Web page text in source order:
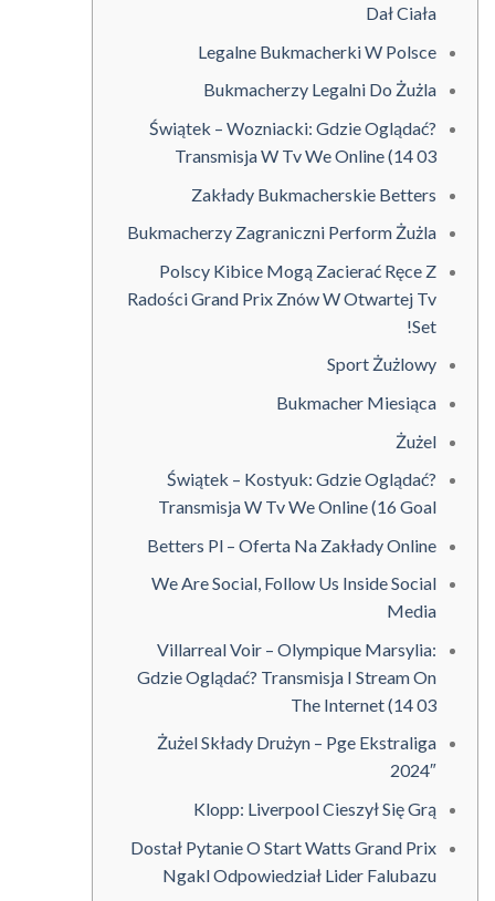
Dał Ciała
Legalne Bukmacherki W Polsce
Bukmacherzy Legalni Do Żużla
Świątek – Wozniacki: Gdzie Oglądać?
Transmisja W Tv We Online (14 03
Zakłady Bukmacherskie Betters
Bukmacherzy Zagraniczni Perform Żużla
Polscy Kibice Mogą Zacierać Ręce Z
Radości Grand Prix Znów W Otwartej Tv
Set!
Sport Żużlowy
Bukmacher Miesiąca
Żużel
Świątek – Kostyuk: Gdzie Oglądać?
Transmisja W Tv We Online (16 Goal
Betters Pl – Oferta Na Zakłady Online
We Are Social, Follow Us Inside Social
Media
Villarreal Voir – Olympique Marsylia:
Gdzie Oglądać? Transmisja I Stream On
The Internet (14 03
Żużel Składy Drużyn – Pge Ekstraliga
2024″
Klopp: Liverpool Cieszył Się Grą
Dostał Pytanie O Start Watts Grand Prix
Ngakl Odpowiedział Lider Falubazu